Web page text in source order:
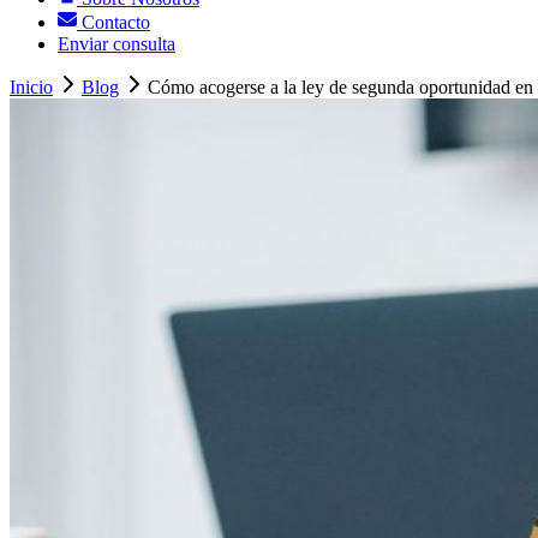
Contacto
Enviar consulta
Inicio Blog Cómo acogerse a la ley de segunda oportunidad